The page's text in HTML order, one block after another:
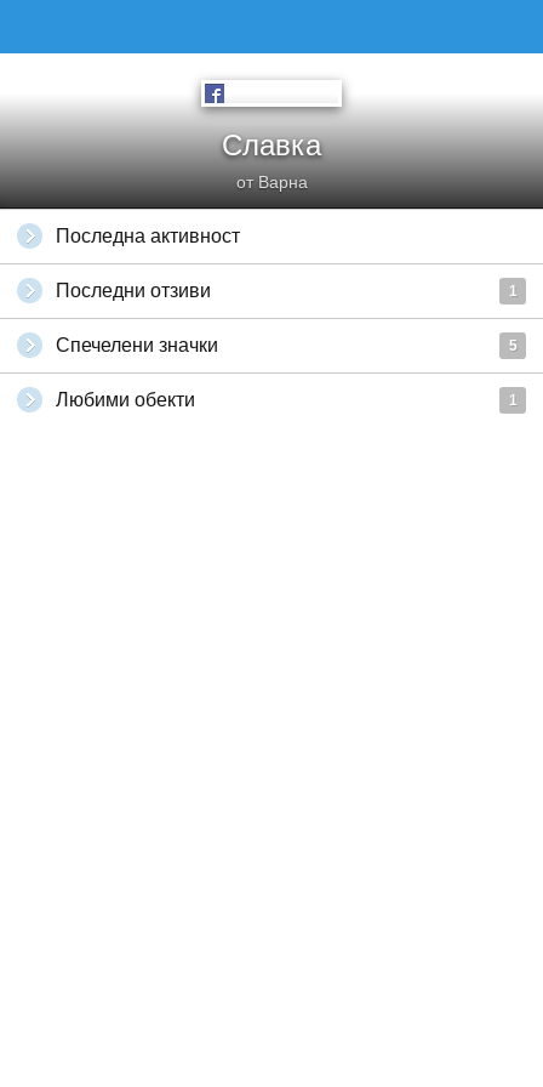
Славка
от Варна
Последна активност
Последни отзиви 1
Спечелени значки 5
Любими обекти 1